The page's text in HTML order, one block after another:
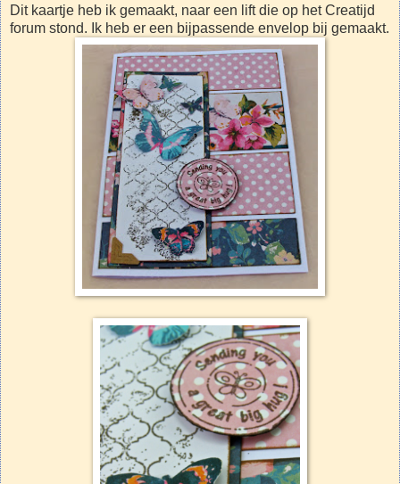
Dit kaartje heb ik gemaakt, naar een lift die op het Creatijd
forum stond. Ik heb er een bijpassende envelop bij gemaakt.